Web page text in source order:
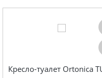
Кресло-туалет Ortonica